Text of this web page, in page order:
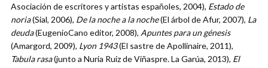
Asociación de escritores y artistas españoles, 2004), Estado de
noria(Sial, 2006), De la noche a la noche(El árbol de Afur, 2007), La
deuda(EugenioCano editor, 2008), Apuntes para un génesis
(Amargord, 2009), Lyon 1943(El sastre de Apollinaire, 2011),
Tabula rasa(junto a Nuria Ruiz de Viñaspre. La Garúa, 2013), El